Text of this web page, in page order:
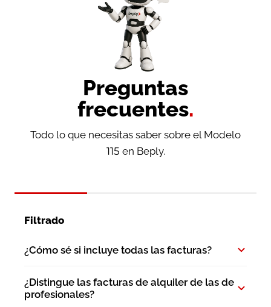
Preguntas
frecuentes.
Todo lo que necesitas saber sobre el Modelo
115 en Beply.
Filtrado
¿Cómo sé si incluye todas las facturas?
¿Distingue las facturas de alquiler de las de
profesionales?